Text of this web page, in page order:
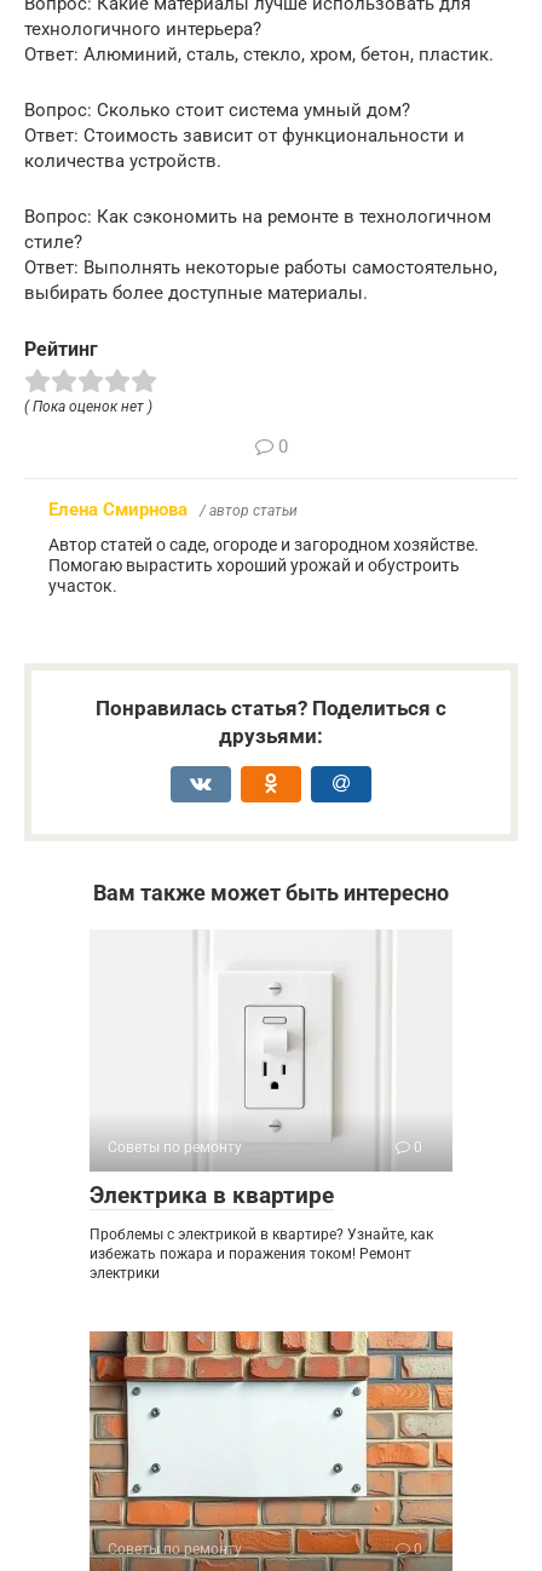
технологичного интерьера?
Ответ: Алюминий, сталь, стекло, хром, бетон, пластик.
Вопрос: Сколько стоит система умный дом?
Ответ: Стоимость зависит от функциональности и
количества устройств.
Вопрос: Как сэкономить на ремонте в технологичном
стиле?
Ответ: Выполнять некоторые работы самостоятельно,
выбирать более доступные материалы.
Рейтинг
( Пока оценок нет )
0
Елена Смирнова / автор статьи
Автор статей о саде, огороде и загородном хозяйстве.
Помогаю вырастить хороший урожай и обустроить
участок.
Понравилась статья? Поделиться с
друзьями:
Вам также может быть интересно
Советы по ремонту 0
Электрика в квартире
Проблемы с электрикой в квартире? Узнайте, как
избежать пожара и поражения током! Ремонт
электрики
Советы по ремонту 0